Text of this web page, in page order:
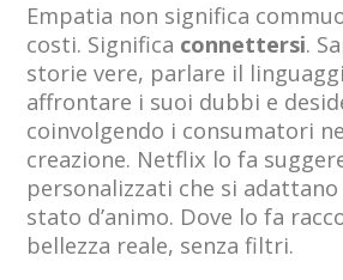
Empatia non significa
costi. Significa connettersi.
storie vere, parlare il
affrontare i suoi dubbi e
coinvolgendo i consumatori
creazione. Netflix lo fa
personalizzati che si
stato d’animo. Dove lo fa
bellezza reale, senza filtri.